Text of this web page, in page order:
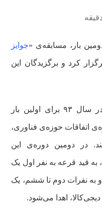
بار، مسابقه‌ی «جوایز
کرد و برگزیدگان این
نظرسنجی DigiKala Awards که در سال ۹۳ برای اولین بار
اتفاقات حوزه‌ی فناوری،
در دومین دوره‌ی این
۹۵ برگزار شد، به قید قرعه به نفر اول یک
هزارتومانی و به نفرات دوم تا ششم، یک